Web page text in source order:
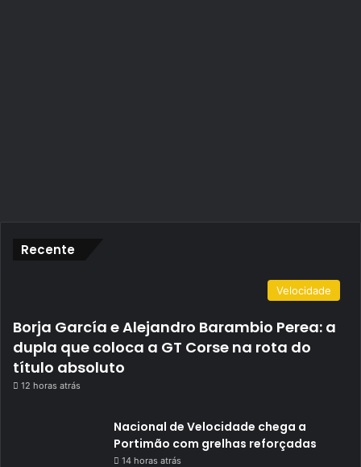
Recente
Velocidade
Borja García e Alejandro Barambio Perea: a
dupla que coloca a GT Corse na rota do
título absoluto
12 horas atrás
Nacional de Velocidade chega a
Portimão com grelhas reforçadas
14 horas atrás